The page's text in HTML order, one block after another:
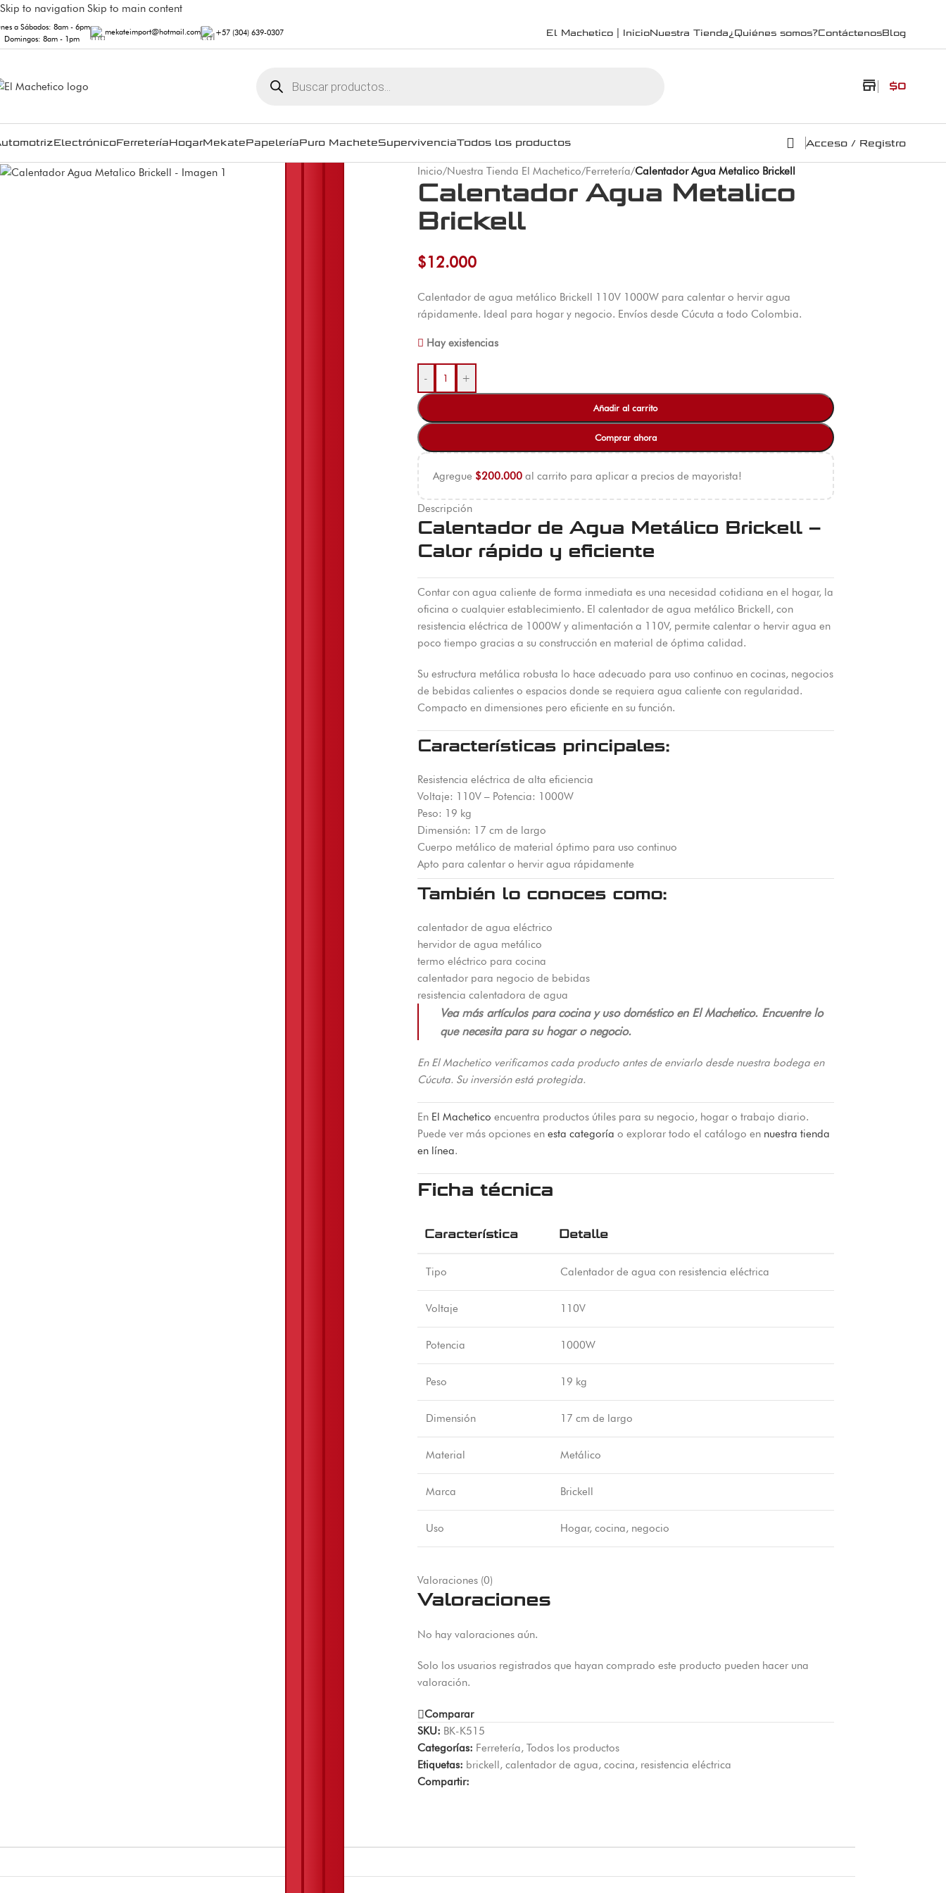
Skip to navigation Skip to main content
a Sábados: 8am - 6pm
Domingos: 8am - 1pm
mekateimport@hotmail.com +57 (304) 639-0307 El Machetico | InicioNuestra Tienda¿Quiénes somos?ContáctenosBlog
store $0
ElectrónicoFerreteríaHogarMekatePapeleríaPuro MacheteSupervivenciaTodos los productos Acceso / Registro
Inicio/Nuestra Tienda El Machetico/Ferretería/Calentador Agua Metalico Brickell
Calentador Agua Metalico
Brickell
$12.000
Calentador de agua metálico Brickell 110V 1000W para calentar o hervir agua
rápidamente. Ideal para hogar y negocio. Envíos desde Cúcuta a todo Colombia.
Hay existencias
- +
Añadir al carrito
Comprar ahora
Agregue $200.000al carrito para aplicar a precios de mayorista!
Descripción
Calentador de Agua Metálico Brickell –
Calor rápido y eficiente
Contar con agua caliente de forma inmediata es una necesidad cotidiana en el hogar, la
oficina o cualquier establecimiento. El calentador de agua metálico Brickell, con
resistencia eléctrica de 1000W y alimentación a 110V, permite calentar o hervir agua en
poco tiempo gracias a su construcción en material de óptima calidad.
Su estructura metálica robusta lo hace adecuado para uso continuo en cocinas, negocios
de bebidas calientes o espacios donde se requiera agua caliente con regularidad.
Compacto en dimensiones pero eficiente en su función.
Características principales:
Resistencia eléctrica de alta eficiencia
Voltaje: 110V – Potencia: 1000W
Peso: 19 kg
Dimensión: 17 cm de largo
Cuerpo metálico de material óptimo para uso continuo
Apto para calentar o hervir agua rápidamente
También lo conoces como:
calentador de agua eléctrico
hervidor de agua metálico
termo eléctrico para cocina
calentador para negocio de bebidas
resistencia calentadora de agua
Vea más artículos para cocina y uso doméstico en El Machetico. Encuentre lo
que necesita para su hogar o negocio.
En El Machetico verificamos cada producto antes de enviarlo desde nuestra bodega en
Cúcuta. Su inversión está protegida.
En El Machetico encuentra productos útiles para su negocio, hogar o trabajo diario.
Puede ver más opciones en esta categoría o explorar todo el catálogo en nuestra tienda
en línea.
Ficha técnica
Característica Detalle
Tipo Calentador de agua con resistencia eléctrica
Voltaje 110V
Potencia 1000W
Peso 19 kg
Dimensión 17 cm de largo
Material Metálico
Marca Brickell
Uso Hogar, cocina, negocio
Valoraciones (0)
Valoraciones
No hay valoraciones aún.
Solo los usuarios registrados que hayan comprado este producto pueden hacer una
valoración.
Comparar
SKU: BK-K515
Categorías: Ferretería, Todos los productos
Etiquetas: brickell, calentador de agua, cocina, resistencia eléctrica
Compartir: